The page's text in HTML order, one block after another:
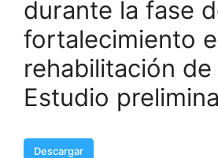
durante la fase
fortalecimiento
rehabilitación
Estudio
Descargar